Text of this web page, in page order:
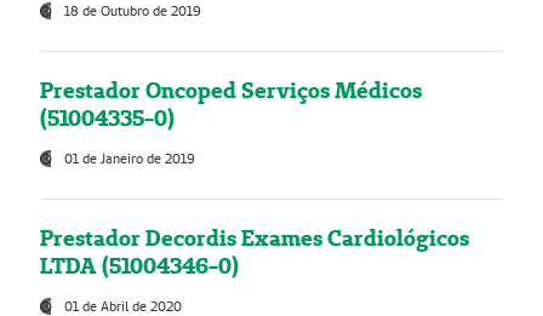
18 de Outubro de 2019
Prestador Oncoped Serviços Médicos
(51004335-0)
01 de Janeiro de 2019
Prestador Decordis Exames Cardiológicos
LTDA (51004346-0)
01 de Abril de 2020